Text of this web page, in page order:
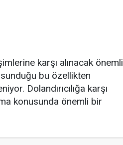
karşı alınacak önemli
sunduğu bu özellikten
Dolandırıcılığa karşı
konusunda önemli bir